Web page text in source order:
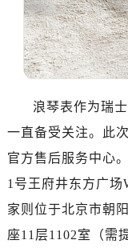
浪琴表作为瑞
一直备受关注。此
官方售后服务中心
1号王府井东方广场
家则位于北京市朝
座11层1102室（需